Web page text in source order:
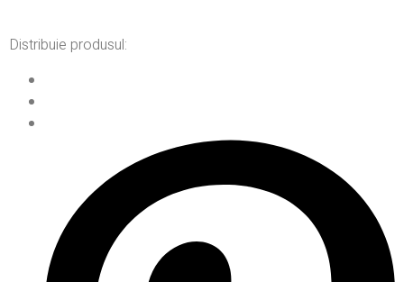
Distribuie produsul: